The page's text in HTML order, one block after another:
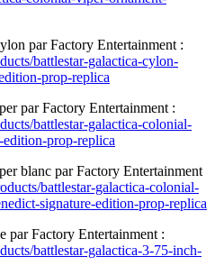
par Factory Entertainment :
battlestar-galactica-cylon-
prop-replica
par Factory Entertainment :
battlestar-galactica-colonial-
prop-replica
blanc par Factory Entertainment
battlestar-galactica-colonial-
signature-edition-prop-replica
par Factory Entertainment :
battlestar-galactica-3-75-inch-